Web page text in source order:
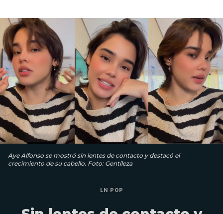
Aye Alfonso se mostró sin lentes de contacto y destacó el
crecimiento de su cabello. Foto: Gentileza
LN POP